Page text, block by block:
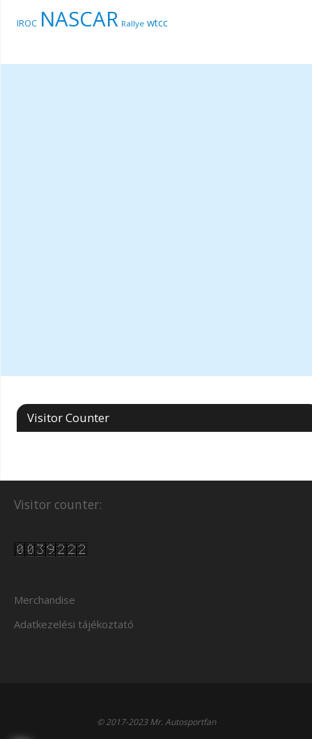
IROC NASCAR Rallye wtcc
Visitor Counter
Visitor counter:
Merchandise
Adatkezelési tájékoztató
© 2017-2023 Mr. Autosportfan